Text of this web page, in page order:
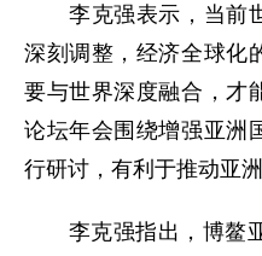
李克强表示，当前世
深刻调整，经济全球化
要与世界深度融合，才
论坛年会围绕增强亚洲
行研讨，有利于推动亚
李克强指出，博鳌亚